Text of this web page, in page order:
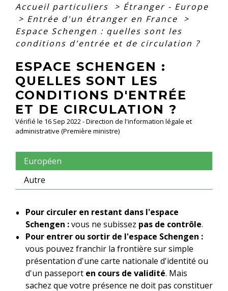
Accueil particuliers > Étranger - Europe
> Entrée d'un étranger en France
>
Espace Schengen : quelles sont les
conditions d'entrée et de circulation ?
ESPACE SCHENGEN :
QUELLES SONT LES
CONDITIONS D'ENTRÉE
ET DE CIRCULATION ?
Vérifié le 16 Sep 2022 - Direction de l'information légale et
administrative (Première ministre)
Européen
Autre
Pour circuler en restant dans l'espace
Schengen :vous ne subissez pas de contrôle.
Pour entrer ou sortir de l'espace Schengen :
vous pouvez franchir la frontière sur simple
présentation d'une carte nationale d'identité ou
d'un passeport en cours de validité. Mais
sachez que votre présence ne doit pas constituer